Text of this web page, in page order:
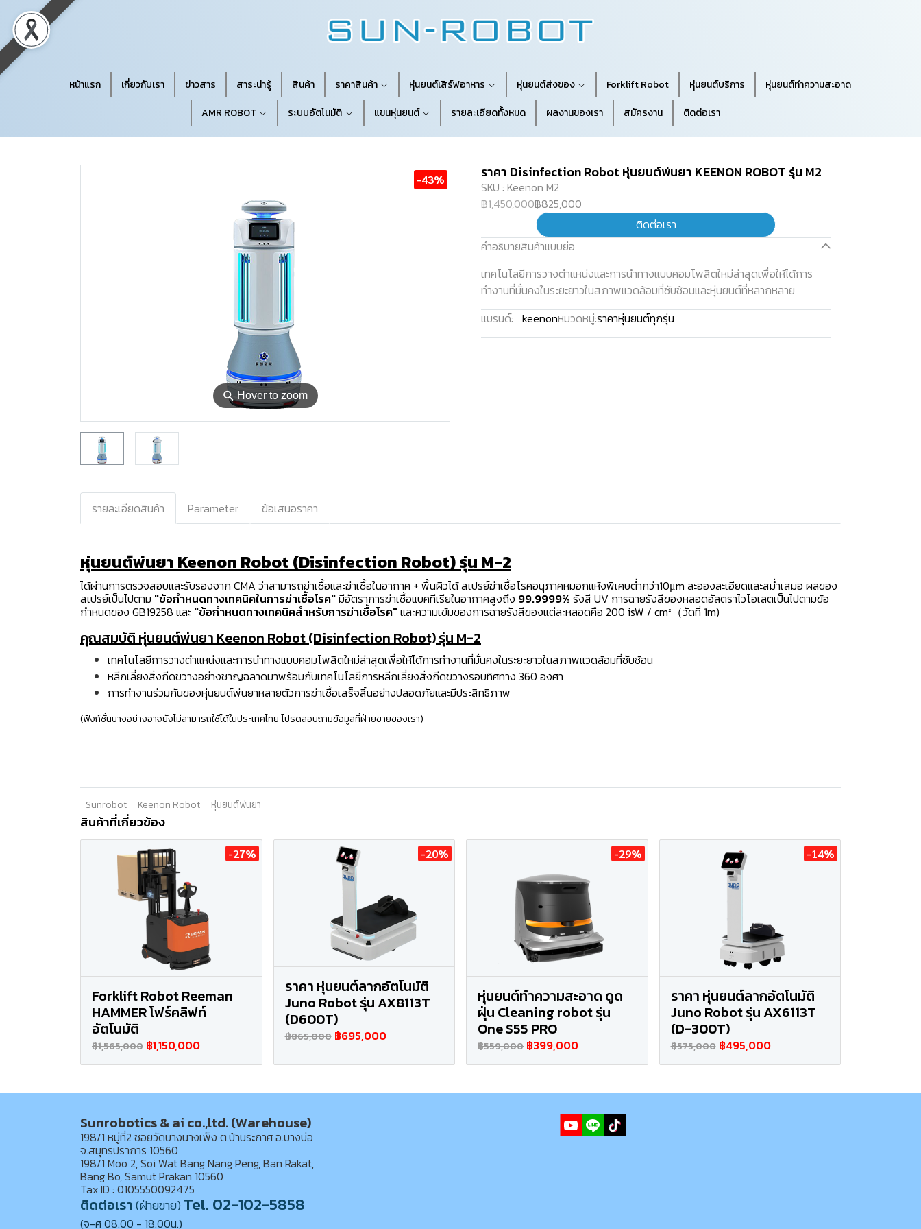
หน้าแรก เกี่ยวกับเรา ข่าวสาร สาระน่ารู้ สินค้า ราคาสินค้า หุ่นยนต์เสิร์ฟอาหาร หุ่นยนต์ส่งของ Forklift Robot หุ่นยนต์บริการ
หุ่นยนต์ทำความสะอาด
AMR ROBOT
ระบบอัตโนมัติ แขนหุ่นยนต์ รายละเอียดทั้งหมด ผลงานของเรา สมัครงาน ติดต่อเรา
⚲Hover to zoom
-43% ราคา Disinfection Robot หุ่นยนต์พ่นยา KEENON ROBOT รุ่น M2
SKU : Keenon M2
฿1,450,000฿825,000
ติดต่อเรา
คำอธิบายสินค้าแบบย่อ
เทคโนโลยีการวางตำแหน่งและการนำทางแบบคอมโพสิตใหม่ล่าสุดเพื่อให้ได้การ
ทำงานที่มั่นคงในระยะยาวในสภาพแวดล้อมที่ซับซ้อนและหุ่นยนต์ที่หลากหลาย
แบรนด์: keenonหมวดหมู่:ราคาหุ่นยนต์ทุกรุ่น
รายละเอียดสินค้า Parameter ข้อเสนอราคา
หุ่นยนต์พ่นยา Keenon Robot (Disinfection Robot) รุ่น M-2
ได้ผ่านการตรวจสอบและรับรองจาก CMA ว่าสามารถฆ่าเชื้อและฆ่าเชื้อในอากาศ + พื้นผิวได้ สเปรย์ฆ่าเชื้อโรคอนุภาคหมอกแห้งพิเศษต่ำกว่า10μm ละอองละเอียดและสม่ำเสมอ ผลของ
สเปรย์เป็นไปตาม "ข้อกำหนดทางเทคนิคในการฆ่าเชื้อโรค"มีอัตราการฆ่าเชื้อแบคทีเรียในอากาศสูงถึง 99.9999% รังสี UV การฉายรังสีของหลอดอัลตราไวโอเลตเป็นไปตามข้อ
กำหนดของ GB19258 และ "ข้อกำหนดทางเทคนิคสำหรับการฆ่าเชื้อโรค"และความเข้มของการฉายรังสีของแต่ละหลอดคือ 200 isW / cm²（วัดที่ 1m)
คุณสมบัติ หุ่นยนต์พ่นยา Keenon Robot (Disinfection Robot) รุ่น M-2
เทคโนโลยีการวางตำแหน่งและการนำทางแบบคอมโพสิตใหม่ล่าสุดเพื่อให้ได้การทำงานที่มั่นคงในระยะยาวในสภาพแวดล้อมที่ซับซ้อน
หลีกเลี่ยงสิ่งกีดขวางอย่างชาญฉลาดมาพร้อมกับเทคโนโลยีการหลีกเลี่ยงสิ่งกีดขวางรอบทิศทาง 360 องศา
การทำงานร่วมกันของหุ่นยนต์พ่นยาหลายตัวการฆ่าเชื้อเสร็จสิ้นอย่างปลอดภัยและมีประสิทธิภาพ
(ฟังก์ชั่นบางอย่างอาจยังไม่สามารถใช้ได้ในประเทศไทย โปรดสอบถามข้อมูลที่ฝ่ายขายของเรา)
Sunrobot Keenon Robot หุ่นยนต์พ่นยา
สินค้าที่เกี่ยวข้อง
-27%
Forklift Robot Reeman
HAMMER โฟร์คลิฟท์
อัตโนมัติ
฿1,565,000 ฿1,150,000
-20%
ราคา หุ่นยนต์ลากอัตโนมัติ
Juno Robot รุ่น AX8113T
(D600T)
฿865,000 ฿695,000
-29%
หุ่นยนต์ทำความสะอาด ดูด
ฝุ่น Cleaning robot รุ่น
One S55 PRO
฿559,000 ฿399,000
-14%
ราคา หุ่นยนต์ลากอัตโนมัติ
Juno Robot รุ่น AX6113T
(D-300T)
฿575,000 ฿495,000
Sunrobotics & ai co.,ltd. (Warehouse)
198/1 หมู่ที่2 ซอยวัดบางนางเพ็ง ต.บ้านระกาศ อ.บางบ่อ
จ.สมุทรปราการ 10560
198/1 Moo 2, Soi Wat Bang Nang Peng, Ban Rakat,
Bang Bo, Samut Prakan 10560
Tax ID : 0105550092475
ติดต่อเรา(ฝ่ายขาย) Tel. 02-102-5858
(จ-ศ 08.00 - 18.00น.)